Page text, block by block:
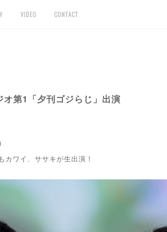
VIDEO CONTACT
オ第1「夕刊ゴジらじ」出演
ワイ、ササキが生出演！